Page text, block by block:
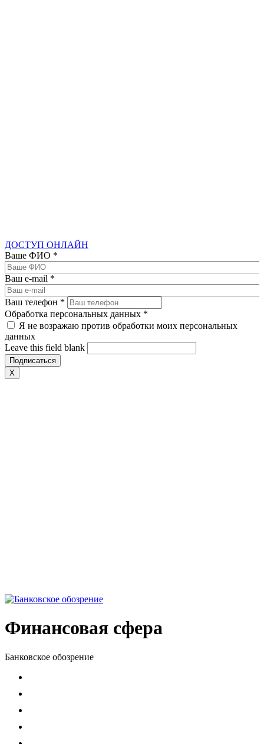
ДОСТУП ОНЛАЙН
Ваше ФИО *
Ваш e-mail *
Ваш телефон *
Обработка персональных данных *
Я не возражаю против обработки моих персональных
данных
Leave this field blank
X
Финансовая сфера
Банковское обозрение